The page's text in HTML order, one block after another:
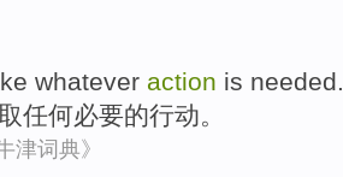
whatever action is needed.
任何必要的行动。
津词典》